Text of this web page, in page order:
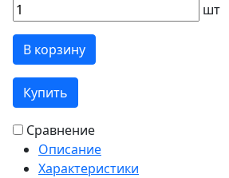
шт
В корзину
Купить
Сравнение
Описание
Характеристики